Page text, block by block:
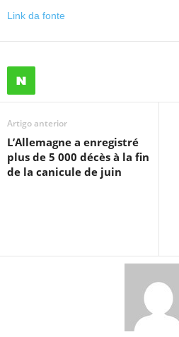
Link da fonte
Artigo anterior
L’Allemagne a enregistré
plus de 5 000 décès à la fin
de la canicule de juin